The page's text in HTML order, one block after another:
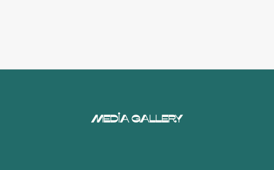
Media Gallery